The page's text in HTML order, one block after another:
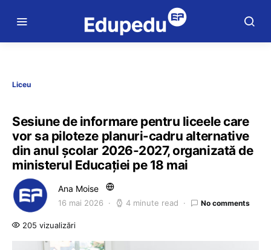
Liceu
Sesiune de informare pentru liceele care
vor sa piloteze planuri-cadru alternative
din anul școlar 2026-2027, organizată de
ministerul Educației pe 18 mai
Ana Moise
16 mai 2026 4 minute read No comments
205 vizualizări